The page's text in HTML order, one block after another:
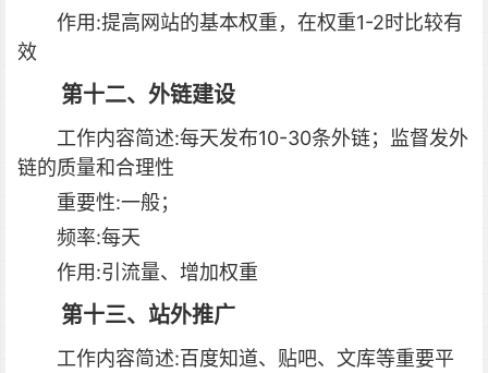
作用:提高网站的基本权重，在权重1-2时比较有
效
第十二、外链建设
工作内容简述:每天发布10-30条外链；监督发外
链的质量和合理性
重要性:一般；
频率:每天
作用:引流量、增加权重
第十三、站外推广
工作内容简述:百度知道、贴吧、文库等重要平